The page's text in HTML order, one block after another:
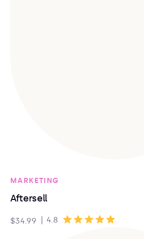
MARKETING
Aftersell
$34.99 4.8